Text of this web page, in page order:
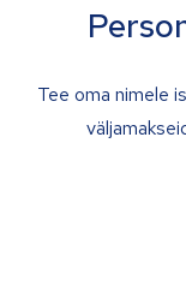
Tee oma nimele